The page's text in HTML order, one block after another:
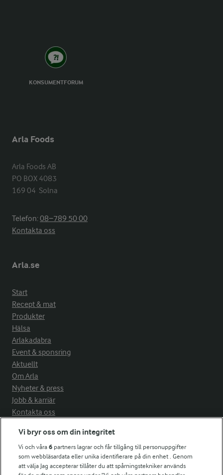
KONSUMENTFORUM
Arla Foods
Arla Foods AB
PO BOX 4083
169 04  Solna
Telefon:08−789 50 00
Kontakta oss
Arla.se
Start
Recept & mat
Produkter
Hälsa
Arlakadabra
Event & sponsring
Aktuellt
Om Arla
Nyheter & press
Jobb & karriär
Kontakta oss
Arla in other countries
Fler Arlasajter
Vi bryr oss om din integritet
Vi och våra6 partners lagrar och får tillgång till personuppgifter
som webbläsardata eller unika identifierare på din enhet . Genom
att välja Jag accepterar tillåter du att spårningstekniker används